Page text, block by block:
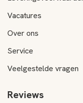
Vacatures
Over ons
Service
Veelgestelde vragen
Reviews